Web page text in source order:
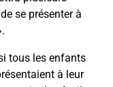
se présenter à
tous les enfants
à leur